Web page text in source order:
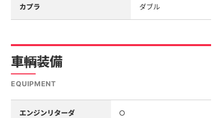
カプラ ダブル
車輌装備
EQUIPMENT
エンジンリターダ ○